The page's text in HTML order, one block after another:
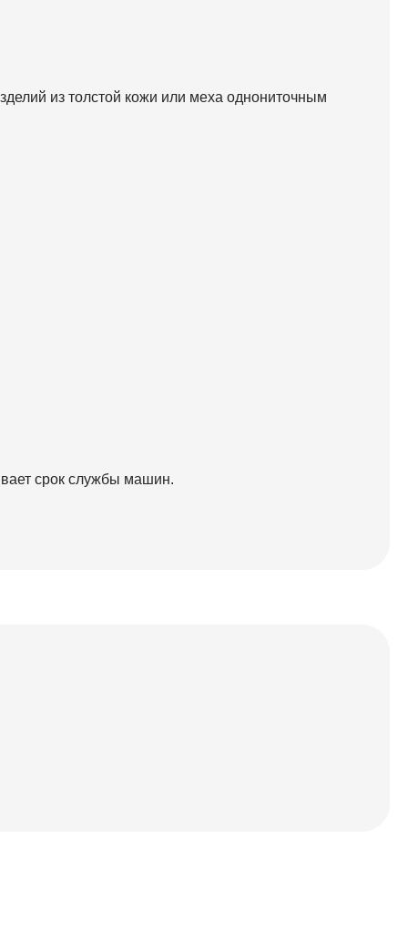
из толстой кожи или меха однониточным
срок службы машин.